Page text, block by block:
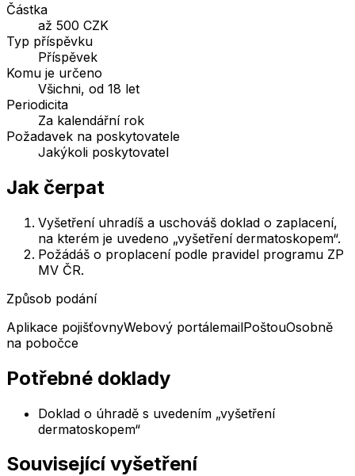
Částka
až 500 CZK
Typ příspěvku
Příspěvek
Komu je určeno
Všichni, od 18 let
Periodicita
Za kalendářní rok
Požadavek na poskytovatele
Jakýkoli poskytovatel
Jak čerpat
Vyšetření uhradíš a uschováš doklad o zaplacení,
na kterém je uvedeno „vyšetření dermatoskopem“.
Požádáš o proplacení podle pravidel programu ZP
MV ČR.
Způsob podání
Aplikace pojišťovnyWebový portálemailPoštouOsobně
na pobočce
Potřebné doklady
Doklad o úhradě s uvedením „vyšetření
dermatoskopem“
Související vyšetření